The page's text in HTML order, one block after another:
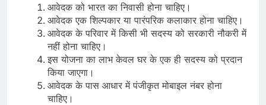
आवेदक को भारत का निवासी होना चाहिए।
आवेदक एक शिल्पकार या पारंपरिक कलाकार होना चाहिए।
आवेदक के परिवार में किसी भी सदस्य को सरकारी नौकरी में
नहीं होना चाहिए।
इस योजना का लाभ केवल घर के एक ही सदस्य को प्रदान
किया जाएगा।
आवेदक के पास आधार में पंजीकृत मोबाइल नंबर होना
चाहिए।